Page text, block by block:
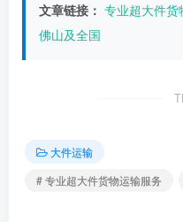
文章链接： 专业超大件货
佛山及全国
大件运输
# 专业超大件货物运输服务